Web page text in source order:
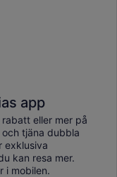
app
eller mer på
tjäna dubbla
exklusiva
kan resa mer.
i mobilen.